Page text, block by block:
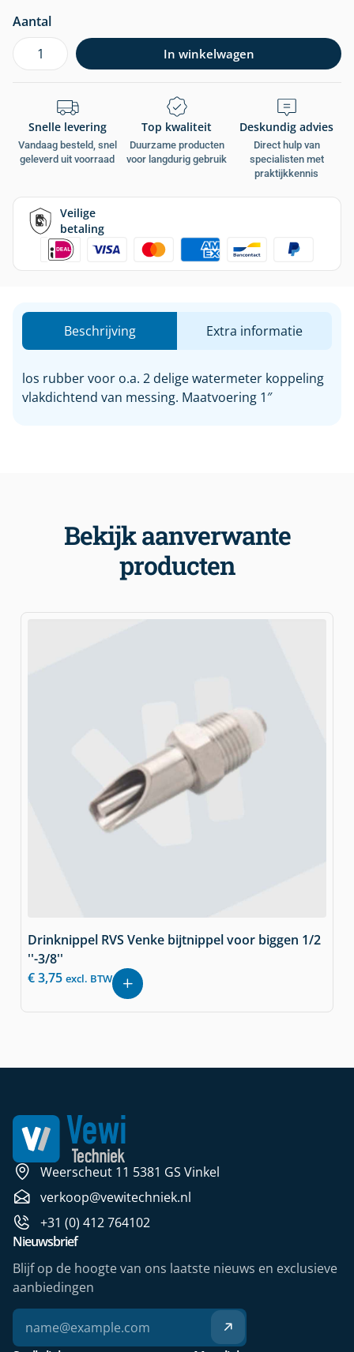
Aantal
In winkelwagen
Snelle levering
Vandaag besteld, snel
geleverd uit voorraad
Top kwaliteit
Duurzame producten
voor langdurig gebruik
Deskundig advies
Direct hulp van
specialisten met
praktijkkennis
Veilige
betaling
Beschrijving Extra informatie
los rubber voor o.a. 2 delige watermeter koppeling
vlakdichtend van messing. Maatvoering 1″
Bekijk aanverwante
producten
Drinknippel RVS Venke bijtnippel voor biggen 1/2
''-3/8''
€3,75 excl. BTW
Weerscheut 11 5381 GS Vinkel
verkoop@vewitechniek.nl
+31 (0) 412 764102
Nieuwsbrief
Blijf op de hoogte van ons laatste nieuws en exclusieve
aanbiedingen